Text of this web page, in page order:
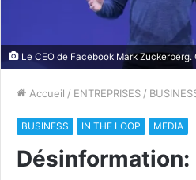
Le CEO de Facebook Mark
Accueil / ENTREPRISES /
BUSINESS IN THE LOOP MEDIA
Désinformation: